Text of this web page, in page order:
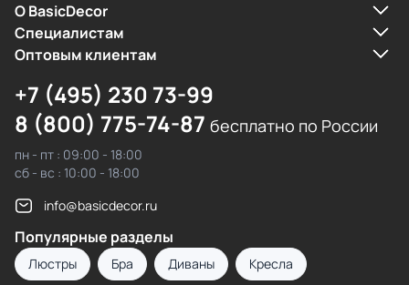
О BasicDecor
Cпециалистам
Оптовым клиентам
+7 (495) 230 73-99
8 (800) 775-74-87 бесплатно по России
пн - пт : 09:00 - 18:00
сб - вс : 10:00 - 18:00
info@basicdecor.ru
Популярные разделы
Люстры Бра Диваны Кресла